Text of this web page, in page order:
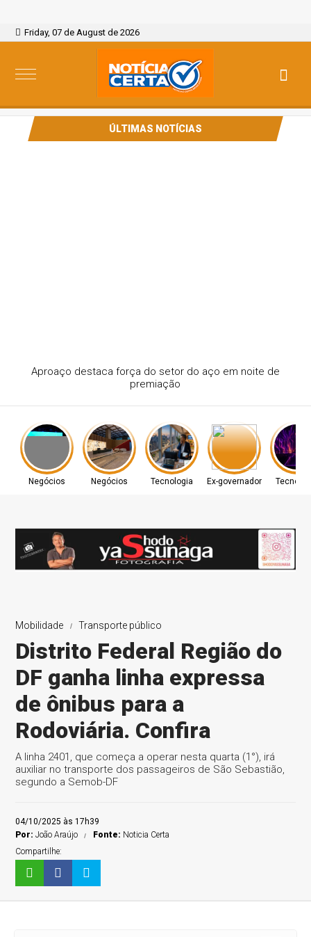
Friday, 07 de August de 2026
ÚLTIMAS NOTÍCIAS
cresce 20,4% no primeiro semestre
Negócios Negócios Tecnologia Ex-governador
Mobilidade Transporte público
Distrito Federal Região do
DF ganha linha expressa
de ônibus para a
Rodoviária. Confira
A linha 2401, que começa a operar nesta quarta (1°), irá
auxiliar no transporte dos passageiros de São Sebastião,
segundo a Semob-DF
04/10/2025 às 17h39
Por:João Araújo Fonte: Noticia Certa
Compartilhe: